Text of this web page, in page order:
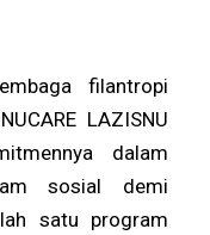
filantropi
LAZISNU
dalam
sosial demi
satu program